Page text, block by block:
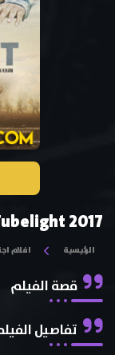
2017
الرئيسية افلام
قصة الفيلم
تفاصيل